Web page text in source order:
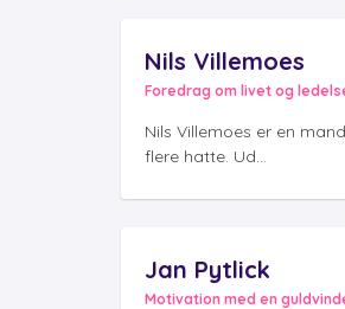
Nils Villemoes
Foredrag om livet og
Nils Villemoes er en
flere hatte. Ud...
Jan Pytlick
Motivation med en